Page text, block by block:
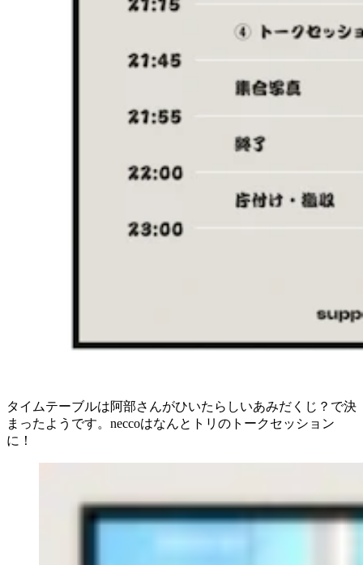
タイムテーブルは阿部さんがひいたらしいあみだくじ？で決
まったようです。neccoはなんとトリのトークセッション
に！